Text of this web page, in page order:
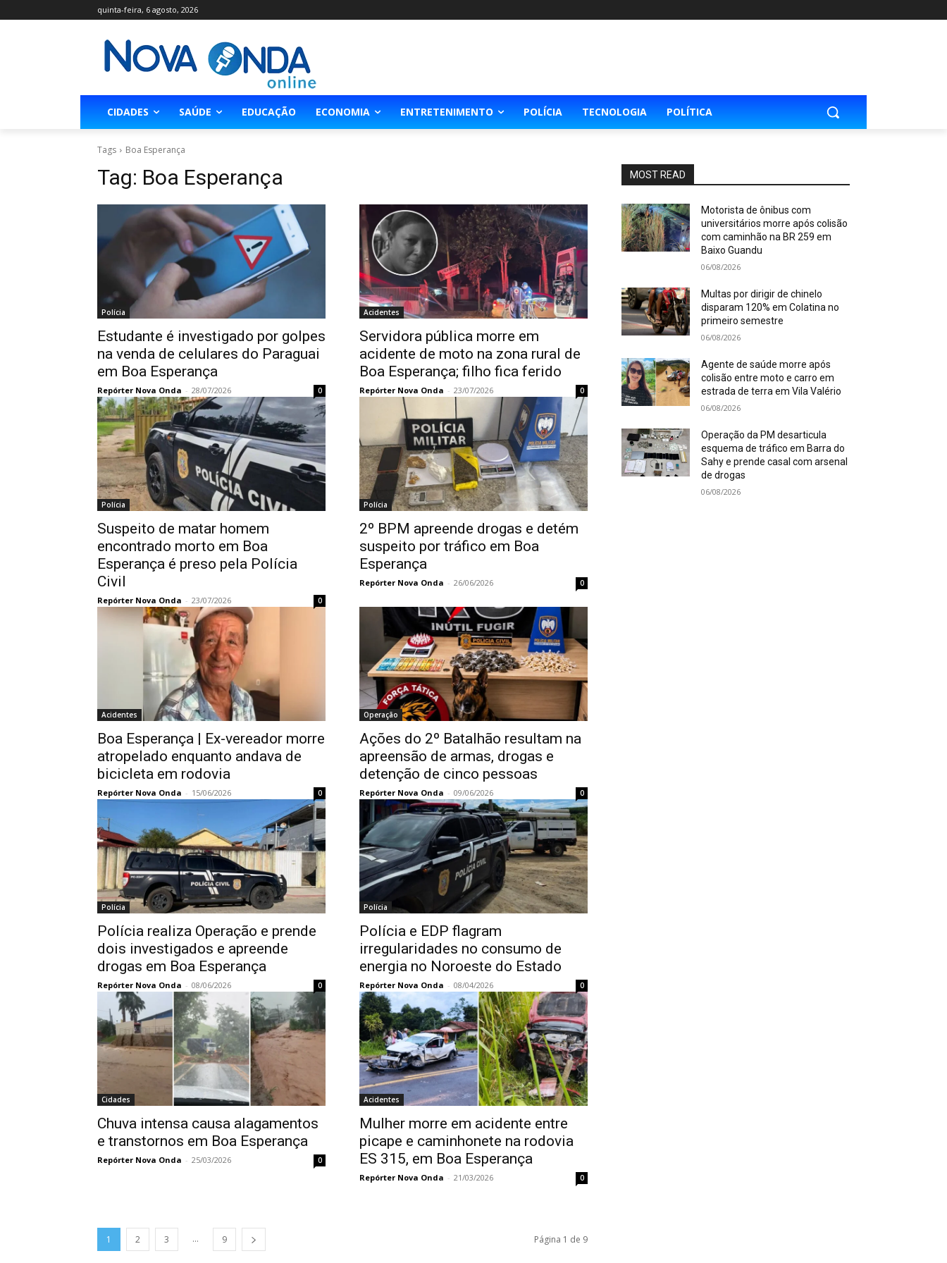
quinta-feira, 6 agosto, 2026
CIDADES SAÚDE EDUCAÇÃO ECONOMIA ENTRETENIMENTO POLÍCIA TECNOLOGIA POLÍTICA
Tags Boa Esperança
Tag: Boa Esperança
Polícia
Estudante é investigado por golpes
na venda de celulares do Paraguai
em Boa Esperança
Repórter Nova Onda - 28/07/2026 0
Acidentes
Servidora pública morre em
acidente de moto na zona rural de
Boa Esperança; filho fica ferido
Repórter Nova Onda - 23/07/2026 0
Polícia
Suspeito de matar homem
encontrado morto em Boa
Esperança é preso pela Polícia
Civil
Repórter Nova Onda - 23/07/2026 0
Polícia
2º BPM apreende drogas e detém
suspeito por tráfico em Boa
Esperança
Repórter Nova Onda - 26/06/2026 0
Acidentes
Boa Esperança | Ex-vereador morre
atropelado enquanto andava de
bicicleta em rodovia
Repórter Nova Onda - 15/06/2026 0
Operação
Ações do 2º Batalhão resultam na
apreensão de armas, drogas e
detenção de cinco pessoas
Repórter Nova Onda - 09/06/2026 0
Polícia
Polícia realiza Operação e prende
dois investigados e apreende
drogas em Boa Esperança
Repórter Nova Onda - 08/06/2026 0
Polícia
Polícia e EDP flagram
irregularidades no consumo de
energia no Noroeste do Estado
Repórter Nova Onda - 08/04/2026 0
Cidades
Chuva intensa causa alagamentos
e transtornos em Boa Esperança
Repórter Nova Onda - 25/03/2026 0
Acidentes
Mulher morre em acidente entre
picape e caminhonete na rodovia
ES 315, em Boa Esperança
Repórter Nova Onda - 21/03/2026 0
1 2 3 ... 9 Página 1 de 9
MOST READ
Motorista de ônibus com
universitários morre após colisão
com caminhão na BR 259 em
Baixo Guandu
06/08/2026
Multas por dirigir de chinelo
disparam 120% em Colatina no
primeiro semestre
06/08/2026
Agente de saúde morre após
colisão entre moto e carro em
estrada de terra em Vila Valério
06/08/2026
Operação da PM desarticula
esquema de tráfico em Barra do
Sahy e prende casal com arsenal
de drogas
06/08/2026